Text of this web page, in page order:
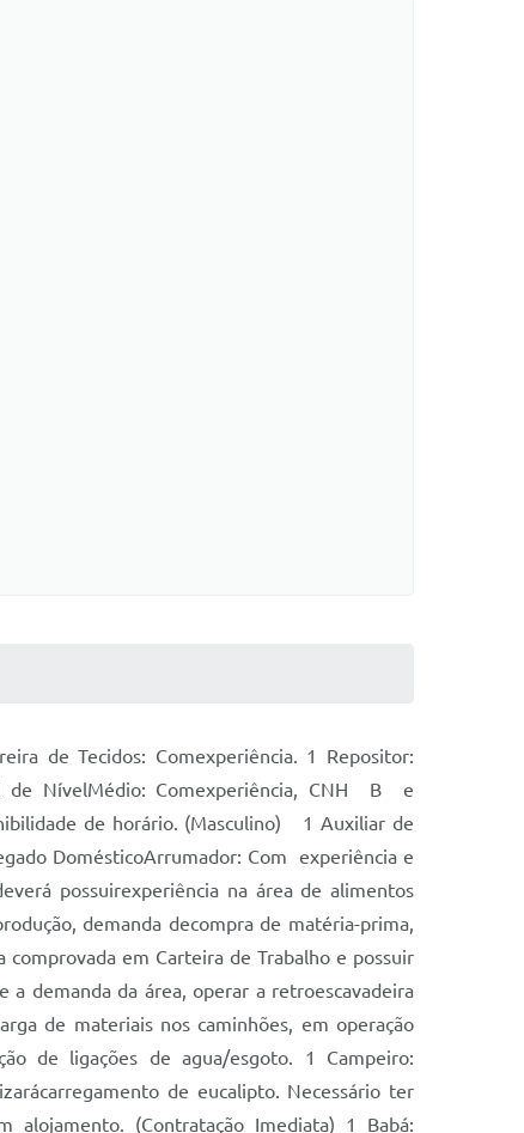
de Tecidos: Comexperiência. 1 Repositor:
de NívelMédio: Comexperiência, CNH B e
de horário. (Masculino) 1 Auxiliar de
DomésticoArrumador: Com experiência e
possuirexperiência na área de alimentos
demanda decompra de matéria-prima,
em Carteira de Trabalho e possuir
a demanda da área, operar a retroescavadeira
de materiais nos caminhões, em operação
de ligações de agua/esgoto. 1 Campeiro:
de eucalipto. Necessário ter
(Contratação Imediata) 1 Babá: